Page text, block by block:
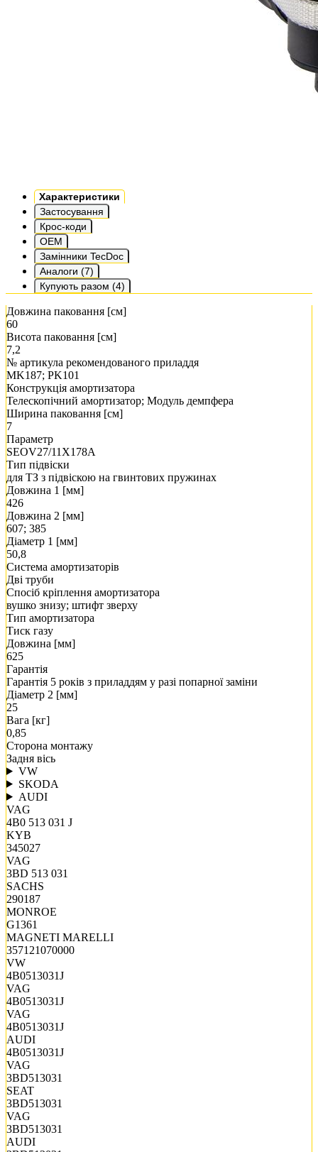
Характеристики
Застосування
Крос-коди
OEM
Замінники TecDoc
Аналоги (7)
Купують разом (4)
Довжина паковання [см]
60
Висота паковання [см]
7,2
№ артикула рекомендованого приладдя
MK187; PK101
Конструкція амортизатора
Телескопічний амортизатор; Модуль демпфера
Ширина паковання [см]
7
Параметр
SEOV27/11X178A
Тип підвіски
для ТЗ з підвіскою на гвинтових пружинах
Довжина 1 [мм]
426
Довжина 2 [мм]
607; 385
Діаметр 1 [мм]
50,8
Система амортизаторів
Дві труби
Спосіб кріплення амортизатора
вушко знизу; штифт зверху
Тип амортизатора
Тиск газу
Довжина [мм]
625
Гарантія
Гарантія 5 років з приладдям у разі попарної заміни
Діаметр 2 [мм]
25
Вага [кг]
0,85
Сторона монтажу
Задня вісь
VW
SKODA
AUDI
VAG
4B0 513 031 J
KYB
345027
VAG
3BD 513 031
SACHS
290187
MONROE
G1361
MAGNETI MARELLI
357121070000
VW
4B0513031J
VAG
4B0513031J
VAG
4B0513031J
AUDI
4B0513031J
VAG
3BD513031
SEAT
3BD513031
VAG
3BD513031
AUDI